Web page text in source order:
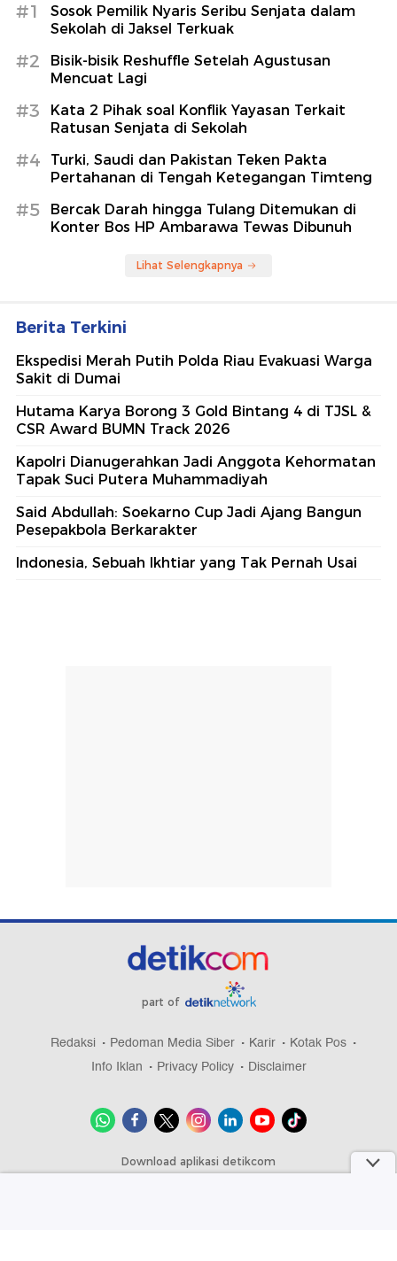
#1
Sosok Pemilik Nyaris Seribu Senjata dalam
Sekolah di Jaksel Terkuak
#2
Bisik-bisik Reshuffle Setelah Agustusan
Mencuat Lagi
#3
Kata 2 Pihak soal Konflik Yayasan Terkait
Ratusan Senjata di Sekolah
#4
Turki, Saudi dan Pakistan Teken Pakta
Pertahanan di Tengah Ketegangan Timteng
#5
Bercak Darah hingga Tulang Ditemukan di
Konter Bos HP Ambarawa Tewas Dibunuh
Lihat Selengkapnya
Berita Terkini
Ekspedisi Merah Putih Polda Riau Evakuasi Warga
Sakit di Dumai
Hutama Karya Borong 3 Gold Bintang 4 di TJSL &
CSR Award BUMN Track 2026
Kapolri Dianugerahkan Jadi Anggota Kehormatan
Tapak Suci Putera Muhammadiyah
Said Abdullah: Soekarno Cup Jadi Ajang Bangun
Pesepakbola Berkarakter
Indonesia, Sebuah Ikhtiar yang Tak Pernah Usai
part of
Redaksi Pedoman Media Siber Karir
Kotak Pos
Info Iklan
Privacy Policy Disclaimer
Download aplikasi detikcom